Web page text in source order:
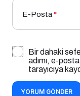
E-Posta*
Bir dahaki
adımı, e-
tarayıcıya
YORUM GÖNDER